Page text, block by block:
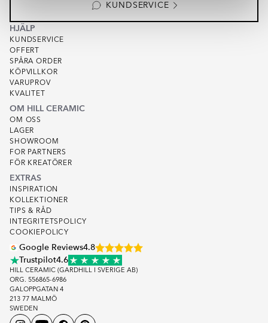
KUNDSERVICE
HJÄLP
KUNDSERVICE
OFFERT
SPÅRA ORDER
KÖPVILLKOR
VARUPROV
KVALITET
OM HILL CERAMIC
OM OSS
LAGER
SHOWROOM
FOR PARTNERS
FÖR KREATÖRER
EXTRAS
INSPIRATION
KOLLEKTIONER
TIPS & RÅD
INTEGRITETSPOLICY
COOKIEPOLICY
Google Reviews4.8
Trustpilot4.6
HILL CERAMIC (GARDHILL I SVERIGE AB)
ORG. 556865-6986
GALOPPGATAN 4
213 77 MALMÖ
SWEDEN